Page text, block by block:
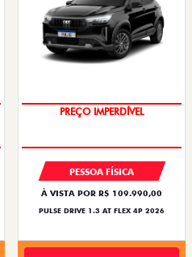
PREÇO IMPERDÍVEL
PESSOA FÍSICA
À VISTA POR R$ 109.990,00
PULSE DRIVE 1.3 AT FLEX 4P 2026